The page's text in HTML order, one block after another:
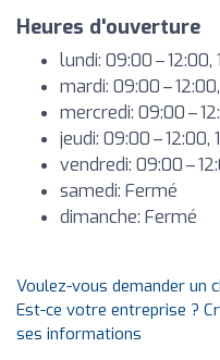
Heures d'ouverture
lundi: 09:00 – 12:00,
mardi: 09:00 –
mercredi: 09:00 –
jeudi: 09:00 – 12:00,
vendredi: 09:00 –
samedi: Fermé
dimanche: Fermé
Voulez-vous demander un
Est-ce votre entreprise ?
ses informations